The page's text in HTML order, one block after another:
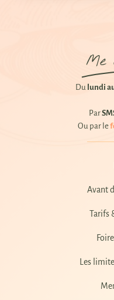
Me
Du lundi
Par
Ou par le
Avant
Tarifs
Les